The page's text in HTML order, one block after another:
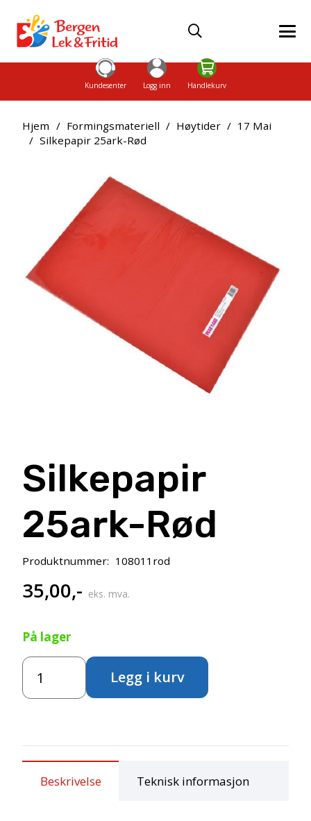
Kundesenter Logg inn Handlekurv
Hjem / Formingsmateriell / Høytider / 17 Mai
/ Silkepapir 25ark-Rød
Silkepapir
25ark-Rød
Produktnummer: 108011rod
35,00,- eks. mva.
På lager
Silkepapir
25ark-
Rød
Legg i kurv
Beskrivelse Teknisk informasjon